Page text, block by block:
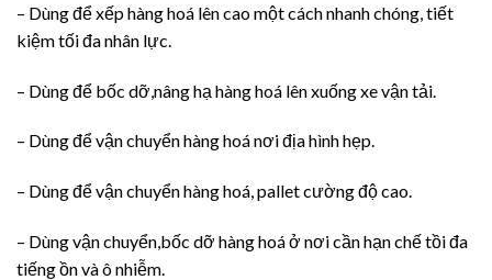
– Dùng để xếp hàng hoá lên cao một cách nhanh chóng, tiết
kiệm tối đa nhân lực.
– Dùng để bốc dỡ,nâng hạ hàng hoá lên xuống xe vận tải.
– Dùng để vận chuyển hàng hoá nơi địa hình hẹp.
– Dùng để vận chuyển hàng hoá, pallet cường độ cao.
– Dùng vận chuyển,bốc dỡ hàng hoá ở nơi cần hạn chế tồi đa
tiếng ồn và ô nhiễm.